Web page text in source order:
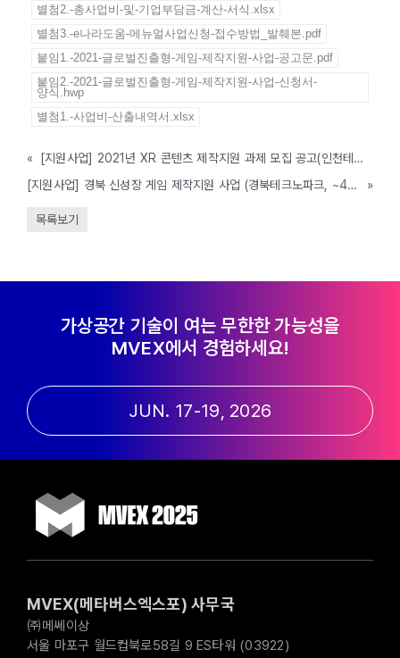
별첨2.-총사업비-및-기업부담금-계산-서식.xlsx
별첨3.-e나라도움-메뉴얼사업신청-접수방법_발췌본.pdf
붙임1.-2021-글로벌진출형-게임-제작지원-사업-공고문.pdf
붙임2.-2021-글로벌진출형-게임-제작지원-사업-신청서-
양식.hwp
별첨1.-사업비-산출내역서.xlsx
«
[지원사업] 2021년 XR 콘텐츠 제작지원 과제 모집 공고(인천테크노파크, ~4/23까지)
[지원사업] 경북 신성장 게임 제작지원 사업 (경북테크노파크, ~4/7까지)
»
목록보기
가상공간 기술이 여는 무한한 가능성을
MVEX에서 경험하세요!
JUN. 17-19, 2026
MVEX(메타버스엑스포) 사무국
㈜메쎄이상
서울 마포구 월드컵북로58길 9 ES타워 (03922)